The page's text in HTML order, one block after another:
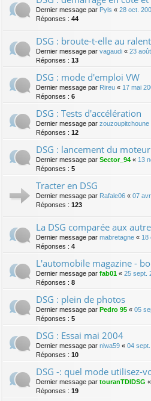
Dernier message par Pyls « 28 oct.
Réponses : 44
DSG : broute-t-elle au
Dernier message par vagaudi « 23
Réponses : 13
DSG : mode d'emploi VW
Dernier message par Rireu « 17 mai
Réponses : 6
DSG : Tests d'accélération
Dernier message par zouzoupitchoune
Réponses : 12
DSG : lancement du moteur
Dernier message par Sector_94 « 13
Réponses : 5
Tracter en DSG
Dernier message par Rafale06 « 07
Réponses : 123
La DSG comparée aux
Dernier message par mabretagne « 18
Réponses : 4
L'automobile magazine -
Dernier message par fab01 « 25 sept.
Réponses : 8
DSG : plein de photos
Dernier message par Pedro 95 « 05
Réponses : 5
DSG : Essai mai 2004
Dernier message par niwa59 « 04
Réponses : 10
DSG -: quel mode utilisez-
Dernier message par touranTDIDSG «
Réponses : 19